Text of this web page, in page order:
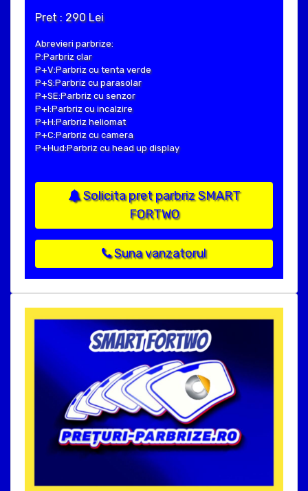
Pret : 290 Lei
Abrevieri parbrize:
P:Parbriz clar
P+V:Parbriz cu tenta verde
P+S:Parbriz cu parasolar
P+SE:Parbriz cu senzor
P+I:Parbriz cu incalzire
P+H:Parbriz heliomat
P+C:Parbriz cu camera
P+Hud:Parbriz cu head up display
Solicita pret parbriz SMART
FORTWO
Suna vanzatorul